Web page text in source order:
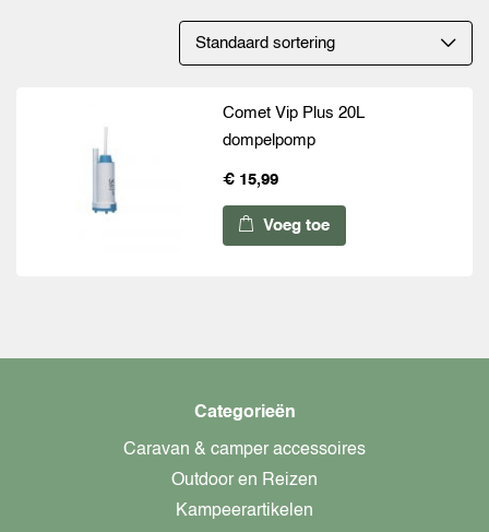
Comet Vip Plus 20L
dompelpomp
€ 15,99
Voeg toe
Categorieën
Caravan & camper accessoires
Outdoor en Reizen
Kampeerartikelen